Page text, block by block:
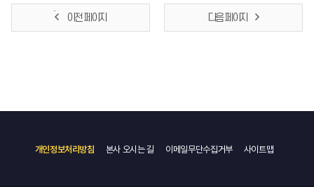
이전 페이지 다음 페이지
개인정보처리방침 본사 오시는 길 이메일무단수집거부 사이트맵